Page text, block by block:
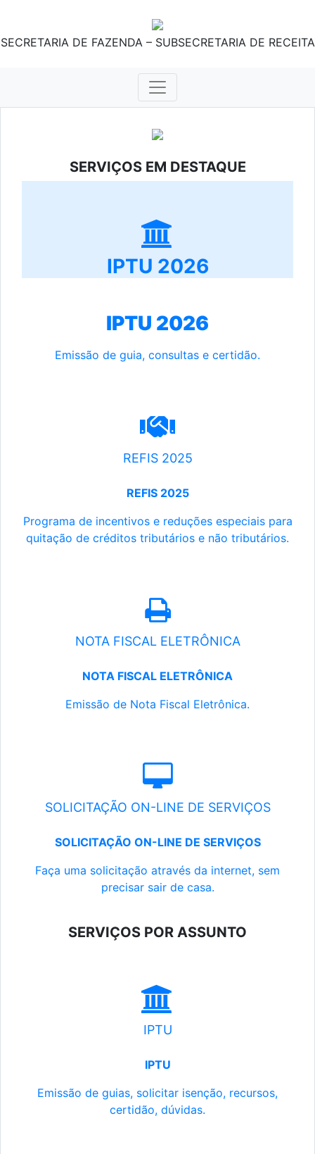
SECRETARIA DE FAZENDA – SUBSECRETARIA DE RECEITA
SERVIÇOS EM DESTAQUE
IPTU 2026
IPTU 2026
Emissão de guia, consultas e certidão.
REFIS 2025
REFIS 2025
Programa de incentivos e reduções especiais para
quitação de créditos tributários e não tributários.
NOTA FISCAL ELETRÔNICA
NOTA FISCAL ELETRÔNICA
Emissão de Nota Fiscal Eletrônica.
SOLICITAÇÃO ON-LINE DE SERVIÇOS
SOLICITAÇÃO ON-LINE DE SERVIÇOS
Faça uma solicitação através da internet, sem
precisar sair de casa.
SERVIÇOS POR ASSUNTO
IPTU
IPTU
Emissão de guias, solicitar isenção, recursos,
certidão, dúvidas.